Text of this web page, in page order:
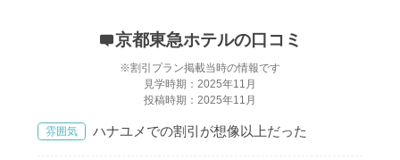
京都東急ホテルの口コミ
※割引プラン掲載当時の情報です
見学時期：2025年11月
投稿時期：2025年11月
雰囲気 ハナユメでの割引が想像以上だった